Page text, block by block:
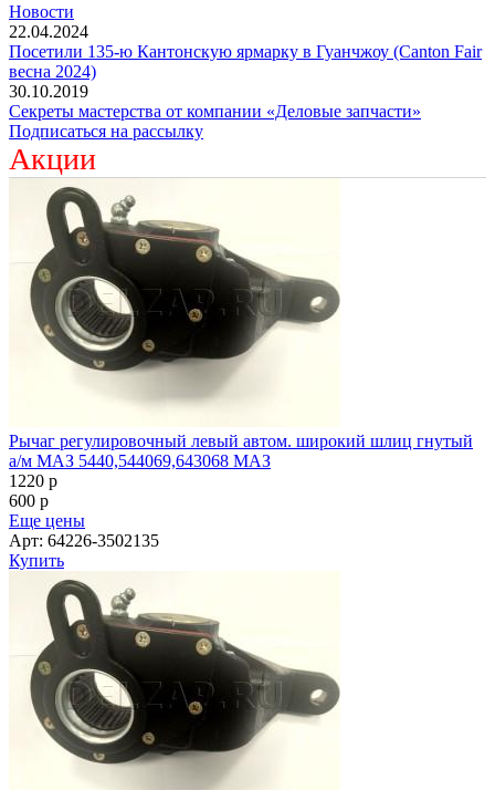
Новости
22.04.2024
Посетили 135-ю Кантонскую ярмарку в Гуанчжоу (Canton Fair
весна 2024)
30.10.2019
Секреты мастерства от компании «Деловые запчасти»
Подписаться на рассылку
Акции
Рычаг регулировочный левый автом. широкий шлиц гнутый
а/м МАЗ 5440,544069,643068 МАЗ
1220 p
600 p
Еще цены
Арт: 64226-3502135
Купить